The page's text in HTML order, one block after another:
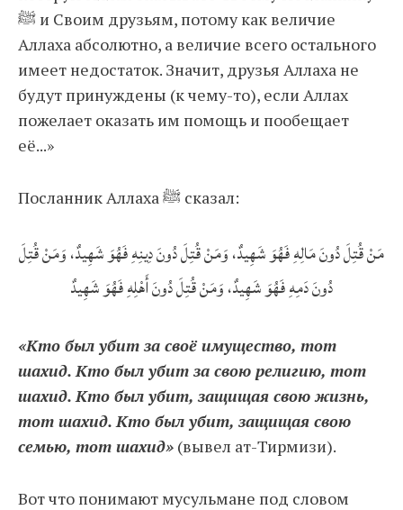
ﷺ и Своим друзьям, потому как величие
Аллаха абсолютно, а величие всего остального
имеет недостаток. Значит, друзья Аллаха не
будут принуждены (к чему-то), если Аллах
пожелает оказать им помощь и пообещает
её...»
Посланник Аллаха ﷺ сказал:
مَنْ قُتِلَ دُونَ مَالِهِ فَهُوَ شَهِيدٌ، وَمَنْ قُتِلَ دُونَ دِينِهِ فَهُوَ شَهِيدٌ، وَمَنْ قُتِلَ
دُونَ دَمِهِ فَهُوَ شَهِيدٌ، وَمَنْ قُتِلَ دُونَ أَهْلِهِ فَهُوَ شَهِيدٌ
«Кто был убит за своё имущество, тот
шахид. Кто был убит за свою религию, тот
шахид. Кто был убит, защищая свою жизнь,
тот шахид. Кто был убит, защищая свою
семью, тот шахид» (вывел ат-Тирмизи).
Вот что понимают мусульмане под словом